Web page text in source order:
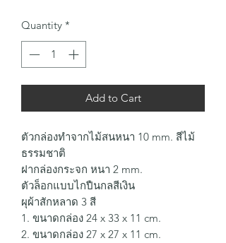
Quantity *
Add to Cart
ตัวกล่องทำจากไม้สนหนา 10 mm. สีไม้
ธรรมชาติ
ฝากล่องกระจก หนา 2 mm.
ตัวล็อกแบบไกปืนกลสีเงิน
ผุผ้าสักหลาด 3 สี
1. ขนาดกล่อง 24 x 33 x 11 cm.
2. ขนาดกล่อง 27 x 27 x 11 cm.